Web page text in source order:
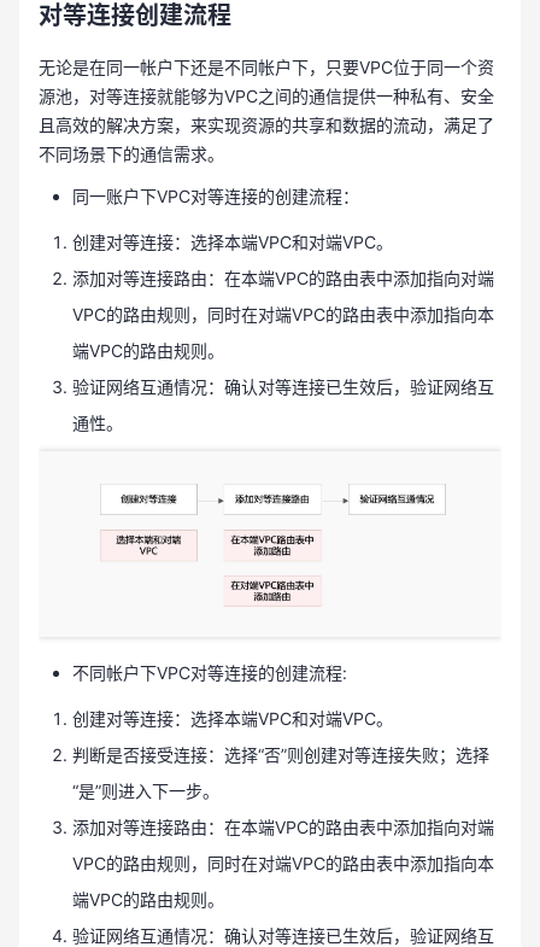
对等连接创建流程
无论是在同一帐户下还是不同帐户下，只要VPC位于同一个资
源池，对等连接就能够为VPC之间的通信提供一种私有、安全
且高效的解决方案，来实现资源的共享和数据的流动，满足了
不同场景下的通信需求。
同一账户下VPC对等连接的创建流程：
创建对等连接：选择本端VPC和对端VPC。
添加对等连接路由：在本端VPC的路由表中添加指向对端
VPC的路由规则，同时在对端VPC的路由表中添加指向本
端VPC的路由规则。
验证网络互通情况：确认对等连接已生效后，验证网络互
通性。
不同帐户下VPC对等连接的创建流程:
创建对等连接：选择本端VPC和对端VPC。
判断是否接受连接：选择“否”则创建对等连接失败；选择
“是”则进入下一步。
添加对等连接路由：在本端VPC的路由表中添加指向对端
VPC的路由规则，同时在对端VPC的路由表中添加指向本
端VPC的路由规则。
验证网络互通情况：确认对等连接已生效后，验证网络互